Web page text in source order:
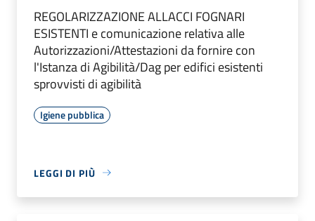
REGOLARIZZAZIONE ALLACCI FOGNARI
ESISTENTI e comunicazione relativa alle
Autorizzazioni/Attestazioni da fornire con
l'Istanza di Agibilità/Dag per edifici esistenti
sprovvisti di agibilità
Igiene pubblica
LEGGI DI PIÙ